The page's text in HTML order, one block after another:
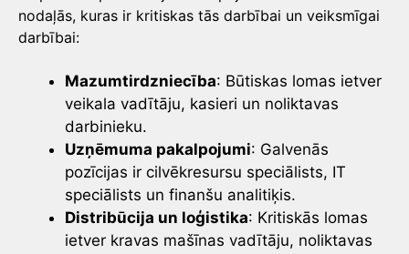
nodaļās, kuras ir kritiskas tās darbībai un veiksmīgai
darbībai:
Mazumtirdzniecība: Būtiskas lomas ietver
veikala vadītāju, kasieri un noliktavas
darbinieku.
Uzņēmuma pakalpojumi: Galvenās
pozīcijas ir cilvēkresursu speciālists, IT
speciālists un finanšu analitiķis.
Distribūcija un loģistika: Kritiskās lomas
ietver kravas mašīnas vadītāju, noliktavas